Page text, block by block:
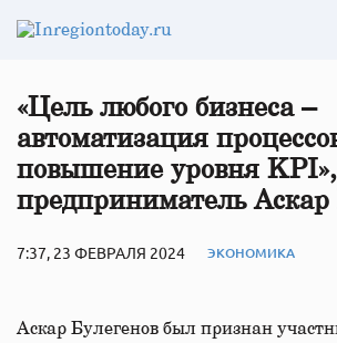
«Цель любого бизнеса –
автоматизация
повышение уровня
предприниматель Аскар
7:37, 23 ФЕВРАЛЯ 2024 ЭКОНОМИКА
Аскар Булегенов был признан